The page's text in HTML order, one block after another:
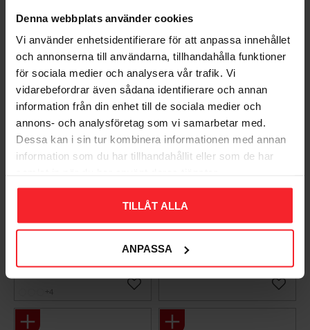
Denna webbplats använder cookies
Vi använder enhetsidentifierare för att anpassa innehållet
och annonserna till användarna, tillhandahålla funktioner
för sociala medier och analysera vår trafik. Vi
vidarebefordrar även sådana identifierare och annan
information från din enhet till de sociala medier och
annons- och analysföretag som vi samarbetar med.
Dessa kan i sin tur kombinera informationen med annan
information som du har tillhandahållit eller som de har
TILLÅT ALLA
ANPASSA
Takpanna Palema 2-
kupig Candor Benders
003983062
Lägg till i favoriter
Trägolv Massiv Furu
Modern Extra Vit,
Baseco
588KR
Lägg